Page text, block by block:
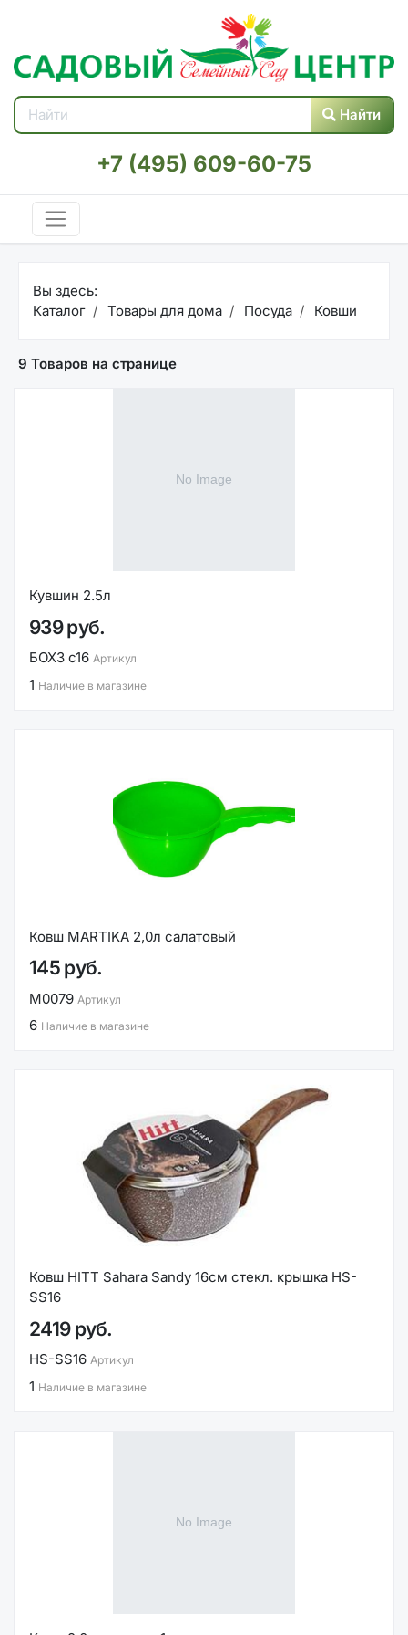
Найти
+7 (495) 609-60-75
Вы здесь:
Каталог
Товары для дома Посуда Ковши
9 Товаров на странице
Кувшин 2.5л
939 руб.
БОХЗ с16 Артикул
1 Наличие в магазине
Ковш MARTIKA 2,0л салатовый
145 руб.
М0079 Артикул
6 Наличие в магазине
Ковш HITT Sahara Sandy 16см стекл. крышка HS-
SS16
2419 руб.
HS-SS16 Артикул
1 Наличие в магазине